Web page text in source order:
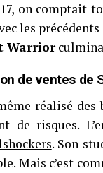
on comptait
les
Warrior
de ventes de
réalisé
de risques.
. Son
Mais c’est